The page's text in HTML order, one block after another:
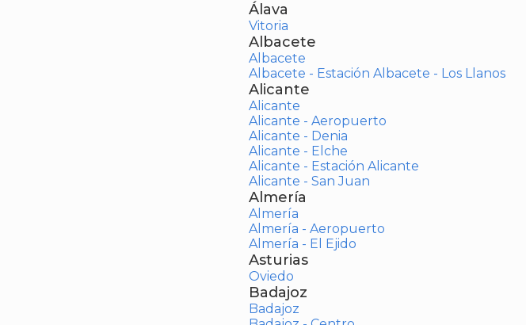
Álava
Vitoria
Albacete
Albacete
Albacete - Estación Albacete - Los Llanos
Alicante
Alicante
Alicante - Aeropuerto
Alicante - Denia
Alicante - Elche
Alicante - Estación Alicante
Alicante - San Juan
Almería
Almería
Almería - Aeropuerto
Almería - El Ejido
Asturias
Oviedo
Badajoz
Badajoz